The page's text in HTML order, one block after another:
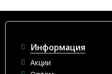
Информация
Акции